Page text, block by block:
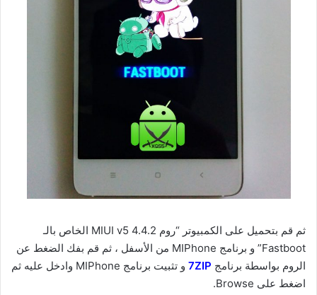
ثم قم بتحميل على الكمبيوتر “روم MIUI v5 4.4.2 الخاص بالـ
Fastboot” و برنامج MIPhone من الأسفل ، ثم قم بفك الضغط عن
الروم بواسطة برنامج 7ZIP
و تثبيت برنامج MIPhone وادخل عليه ثم
اضغط على Browse.